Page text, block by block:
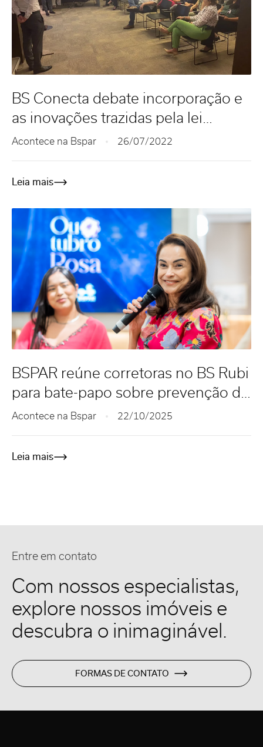
BS Conecta debate incorporação e
as inovações trazidas pela lei
14.382/22
Acontece na Bspar 26/07/2022
Leia mais
BSPAR reúne corretoras no BS Rubi
para bate-papo sobre prevenção do
câncer de mama
Acontece na Bspar 22/10/2025
Leia mais
Entre em contato
Com nossos especialistas,
explore nossos imóveis e
descubra o inimaginável.
FORMAS DE CONTATO